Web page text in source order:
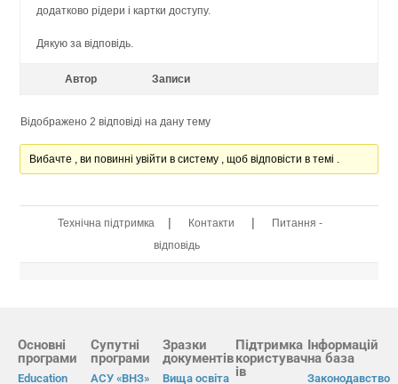
додатково рідери і картки доступу.
Дякую за відповідь.
Автор Записи
Відображено 2 відповіді на дану тему
Вибачте , ви повинні увійти в систему , щоб відповісти в темі .
Технічна підтримка | Контакти |
Питання -
відповідь
Основні
програми
Education
Супутні
програми
АСУ «ВНЗ»
Зразки
документів
Вища освіта
Підтримка
користувач
ів
Інформацій
на база
Законодавство